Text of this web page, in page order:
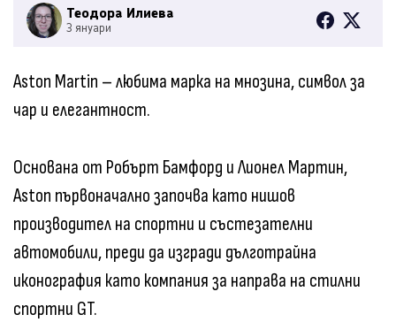
Теодора Илиева
3 януари
Aston Martin – любима марка на мнозина, символ за
чар и елегантност.
Основана от Робърт Бамфорд и Лионел Мартин,
Aston първоначално започва като нишов
производител на спортни и състезателни
автомобили, преди да изгради дълготрайна
иконография като компания за направа на стилни
спортни GT.